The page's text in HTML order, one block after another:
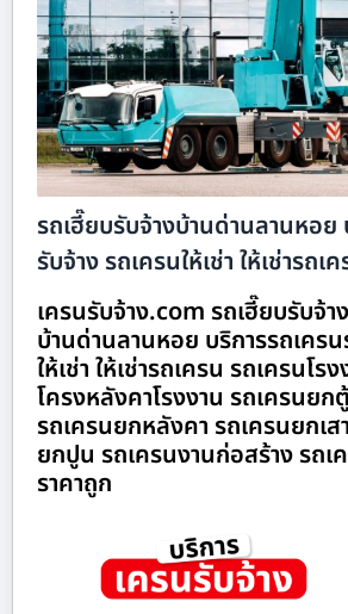
รถเฮี๊ยบรับจ้างบ้านด่านลานหอย
รับจ้าง รถเครนให้เช่า ให้เช่ารถเ
เครนรับจ้าง.com รถเฮี๊ยบรับจ้าง
บ้านด่านลานหอย บริการรถเครน
ให้เช่า ให้เช่ารถเครน รถเครนโร
โครงหลังคาโรงงาน รถเครนย
รถเครนยกหลังคา รถเครนยกเส
ยกปูน รถเครนงานก่อสร้าง รถ
ราคาถูก